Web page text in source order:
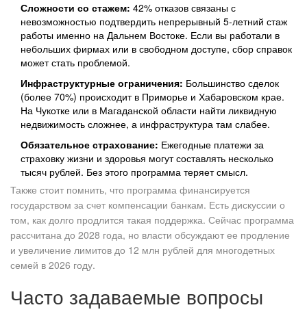
Сложности со стажем: 42% отказов связаны с
невозможностью подтвердить непрерывный 5-летний стаж
работы именно на Дальнем Востоке. Если вы работали в
небольших фирмах или в свободном доступе, сбор справок
может стать проблемой.
Инфраструктурные ограничения: Большинство сделок
(более 70%) происходит в Приморье и Хабаровском крае.
На Чукотке или в Магаданской области найти ликвидную
недвижимость сложнее, а инфраструктура там слабее.
Обязательное страхование: Ежегодные платежи за
страховку жизни и здоровья могут составлять несколько
тысяч рублей. Без этого программа теряет смысл.
Также стоит помнить, что программа финансируется
государством за счет компенсации банкам. Есть дискуссии о
том, как долго продлится такая поддержка. Сейчас программа
рассчитана до 2028 года, но власти обсуждают ее продление
и увеличение лимитов до 12 млн рублей для многодетных
семей в 2026 году.
Часто задаваемые вопросы